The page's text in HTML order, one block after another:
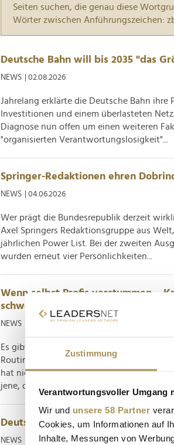
Zustimmung
Verantwortungsvoller Umgang
Wir und unsere 58 Partner
Cookies, um Informationen auf
Inhalte, Messungen von
Seiten suchen, die genau diese
Wörter zwischen Anführungszeichen:
Deutsche Bahn will bis 2035 "das
NEWS | 02.08.2026
Jahrelang erklärte die Deutsche Bahn
Investitionen und einem überlasteten
Diagnose nun offen um einen weiteren
"organisierten Verantwortungslosigkeit"...
Springer-Redaktionen ehren
NEWS | 04.06.2026
Wer prägt die Bundesrepublik derzeit
Axel Springers Redaktionsgruppe aus
jährlichen Power List. Bei der zweiten
wurden erneut vier Persönlichkeiten...
Wenn selbst Profis verstummen –
schwersten Stunden
NEWS | 05.02.2026
Es gibt Ereignisse, auf die sich
Routine außer Kraft setzen. Der Tod des
hat nicht nur Kolleginnen und Kollegen
jene, deren Aufgabe es ist, in Krisen...
Deutsche Bahn im Winterchaos –
NEWS | 11.01.2026